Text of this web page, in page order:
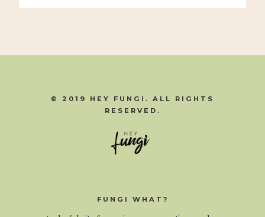
© 2019 HEY FUNGI. ALL RIGHTS
RESERVED.
FUNGI WHAT?